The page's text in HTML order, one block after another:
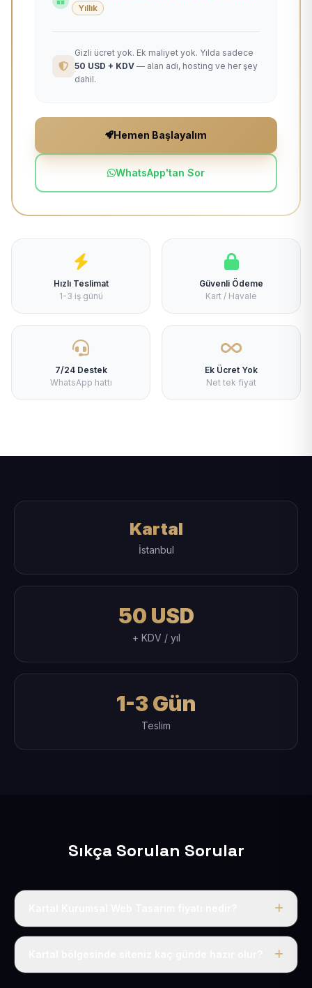
Yıllık
Gizli ücret yok. Ek maliyet yok. Yılda sadece
50 USD + KDV — alan adı, hosting ve her şey
dahil.
Hemen Başlayalım
WhatsApp'tan Sor
Hızlı Teslimat
1-3 iş günü
Güvenli Ödeme
Kart / Havale
7/24 Destek
WhatsApp hattı
Ek Ücret Yok
Net tek fiyat
Kartal
İstanbul
50 USD
+ KDV / yıl
1-3 Gün
Teslim
Sıkça Sorulan Sorular
Tek fiyat uygulanır: yıllık 50 USD + KDV. Bu bedele alan